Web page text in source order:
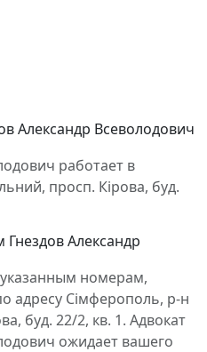
Александр Всеволодович
работает в
просп. Кірова, буд.
Гнездов Александр
номерам,
адресу Сімферополь, р-н
буд. 22/2, кв. 1. Адвокат
ожидает вашего